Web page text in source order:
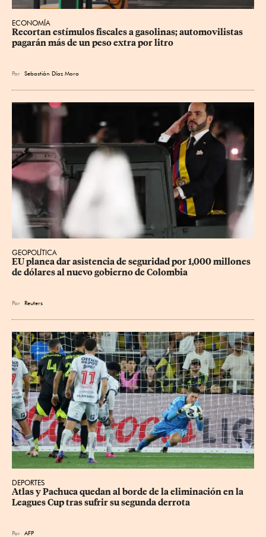
ECONOMÍA
Recortan estímulos fiscales a gasolinas; automovilistas
pagarán más de un peso extra por litro
Por Sebastián Díaz Mora
GEOPOLÍTICA
EU planea dar asistencia de seguridad por 1,000 millones
de dólares al nuevo gobierno de Colombia
Por Reuters
DEPORTES
Atlas y Pachuca quedan al borde de la eliminación en la
Leagues Cup tras sufrir su segunda derrota
Por AFP